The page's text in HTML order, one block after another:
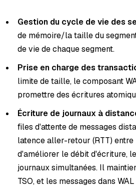
Gestion du cycle de vie des
de mémoire/la taille du
de vie de chaque segment.
Prise en charge des
limite de taille, le composant
promettre des écritures
Écriture de journaux à
files d'attente de messages
latence aller-retour (RTT)
d'améliorer le débit d'écriture,
journaux simultanées. Il
TSO, et les messages dans